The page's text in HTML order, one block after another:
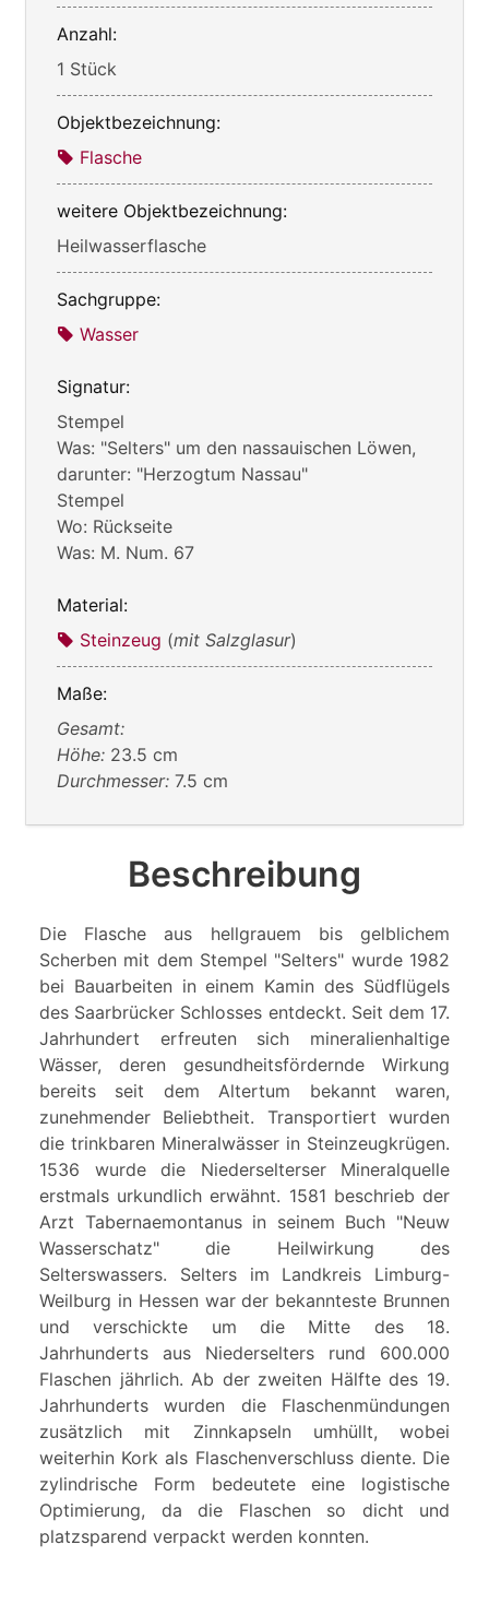
Anzahl:
1 Stück
Objektbezeichnung:
Flasche
weitere Objektbezeichnung:
Heilwasserflasche
Sachgruppe:
Wasser
Signatur:
Stempel
Was: "Selters" um den nassauischen Löwen,
darunter: "Herzogtum Nassau"
Stempel
Wo: Rückseite
Was: M. Num. 67
Material:
Steinzeug (mit Salzglasur)
Maße:
Gesamt:
Höhe: 23.5 cm
Durchmesser: 7.5 cm
Beschreibung
Die Flasche aus hellgrauem bis gelblichem
Scherben mit dem Stempel "Selters" wurde 1982
bei Bauarbeiten in einem Kamin des Südflügels
des Saarbrücker Schlosses entdeckt. Seit dem 17.
Jahrhundert erfreuten sich mineralienhaltige
Wässer, deren gesundheitsfördernde Wirkung
bereits seit dem Altertum bekannt waren,
zunehmender Beliebtheit. Transportiert wurden
die trinkbaren Mineralwässer in Steinzeugkrügen.
1536 wurde die Niederselterser Mineralquelle
erstmals urkundlich erwähnt. 1581 beschrieb der
Arzt Tabernaemontanus in seinem Buch "Neuw
Wasserschatz" die Heilwirkung des
Selterswassers. Selters im Landkreis Limburg-
Weilburg in Hessen war der bekannteste Brunnen
und verschickte um die Mitte des 18.
Jahrhunderts aus Niederselters rund 600.000
Flaschen jährlich. Ab der zweiten Hälfte des 19.
Jahrhunderts wurden die Flaschenmündungen
zusätzlich mit Zinnkapseln umhüllt, wobei
weiterhin Kork als Flaschenverschluss diente. Die
zylindrische Form bedeutete eine logistische
Optimierung, da die Flaschen so dicht und
platzsparend verpackt werden konnten.